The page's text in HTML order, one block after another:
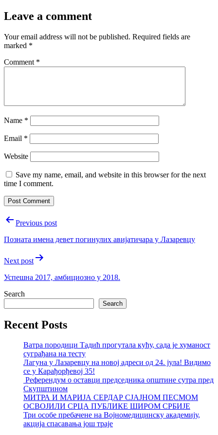
Leave a comment
Your email address will not be published. Required fields are
marked *
Comment *
Name *
Email *
Website
Save my name, email, and website in this browser for the next
time I comment.
PostPrevious post
Позната имена девет погинулих авијатичара у Лазаревцу
Next post
Успешна 2017, амбициозно у 2018.
Search
Search
Recent Posts
Ватра породици Тадић прогутала кућу, сада је хуманост
суграђана на тесту
Лагуна у Лазаревцу на новој адреси од 24. јула! Видимо
се у Карађорђевој 35!
Референдум о оставци председника општине сутра пред
Скупштином
МИТРА И МАРИЈА СЕРДАР СЈАЈНОМ ПЕСМОМ
ОСВОЈИЛИ СРЦА ПУБЛИКЕ ШИРОМ СРБИЈЕ
Три особе пребачене на Војномедицинску академију,
акција спасавања још траје